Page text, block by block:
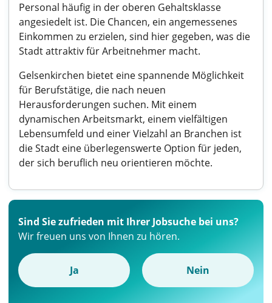
Personal häufig in der oberen Gehaltsklasse
angesiedelt ist. Die Chancen, ein angemessenes
Einkommen zu erzielen, sind hier gegeben, was die
Stadt attraktiv für Arbeitnehmer macht.
Gelsenkirchen bietet eine spannende Möglichkeit
für Berufstätige, die nach neuen
Herausforderungen suchen. Mit einem
dynamischen Arbeitsmarkt, einem vielfältigen
Lebensumfeld und einer Vielzahl an Branchen ist
die Stadt eine überlegenswerte Option für jeden,
der sich beruflich neu orientieren möchte.
Sind Sie zufrieden mit Ihrer Jobsuche bei uns?
Wir freuen uns von Ihnen zu hören.
Ja Nein